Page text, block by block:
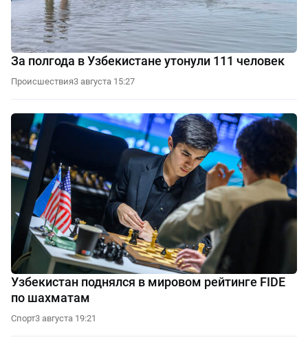
За полгода в Узбекистане утонули 111 человек
Происшествия3 августа 15:27
Узбекистан поднялся в мировом рейтинге FIDE
по шахматам
Спорт3 августа 19:21